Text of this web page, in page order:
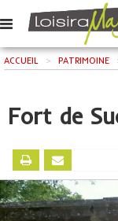
ACCUEIL > PATRIMOINE
Fort de